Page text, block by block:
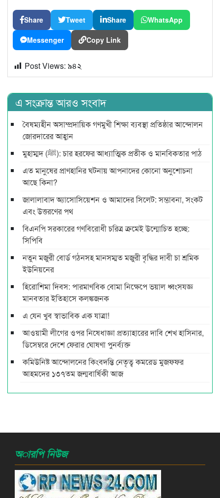
Share Tweet Share WhatsApp
Messenger Copy Link
Post Views: ৯৪২
এ সংক্রান্ত আরও সংবাদ
বৈষম্যহীন অসাম্প্রদায়িক গণমুখী শিক্ষা ব্যবস্থা প্রতিষ্ঠার আন্দোলন
জোরদারের আহ্বান
মুহাম্মদ (ﷺ): চার হরফের আধ্যাত্মিক প্রতীক ও মানবিকতার পাঠ
এত মানুষের প্রাণহানির ঘটনায় আপনাদের কোনো অনুশোচনা
আছে কিনা?
জালালাবাদ অ্যাসোসিয়েশন ও আমাদের সিলেট: সম্ভাবনা, সংকট
এবং উত্তরণের পথ
বিএনপি সরকারের গণবিরোধী চরিত্র ক্রমেই উন্মোচিত হচ্ছে:
সিপিবি
নতুন মজুরী বোর্ড গঠনসহ মানসম্মত মজুরী বৃদ্ধির দাবী চা শ্রমিক
ইউনিয়নের
হিরোশিমা দিবস: পারমাণবিক বোমা নিক্ষেপে ভয়াল ধ্বংসযজ্ঞ
মানবতার ইতিহাসে কলঙ্কজনক
এ যেন খুব স্বাভাবিক এক যাত্রা!
আওয়ামী লীগের ওপর নিষেধাজ্ঞা প্রত্যাহারের দাবি শেখ হাসিনার,
ডিসেম্বরে দেশে ফেরার ঘোষণা পুনর্ব্যক্ত
কমিউনিষ্ট আন্দোলনের কিংবদন্তি নেতৃত্ব কমরেড মুজফ্ফর
আহমদের ১৩৭তম জন্মবার্ষিকী আজ
অারপি নিউজ